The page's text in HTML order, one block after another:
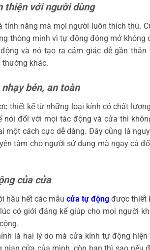
thiện với người dùng
tính năng mà mọi người luôn thích thú.
thông minh vì tự động đóng mở
và nó tạo ra cảm giác dễ gần
thường khác.
nhạy bén, an toàn
thiết kế từ những loại kính có chất
nói đối với mọi tác động và cửa thì
một cách cực dễ dàng. Đây cũng là
tâm cho người sử dụng mà ngay cả
của cửa
hầu hết các mẫucửa tự động được thiết
có giới đáng kể giúp cho mọi người
là hai lý do mà cửa kính tự động